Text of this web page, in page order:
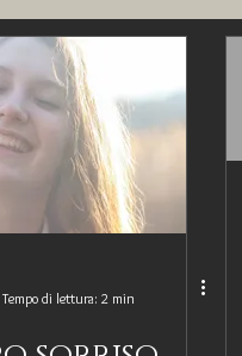
Biografie premiate
Essere un biografo
Tempo di lettura: 2 min